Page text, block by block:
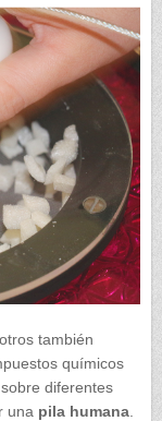
también
químicos
diferentes
una pila humana